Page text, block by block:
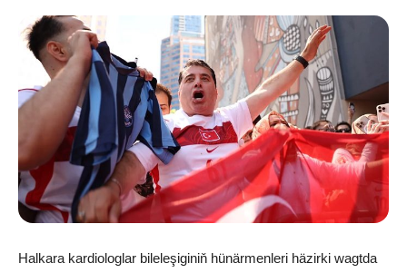
Halkara kardiologlar bileleşiginiň hünärmenleri häzirki wagtda